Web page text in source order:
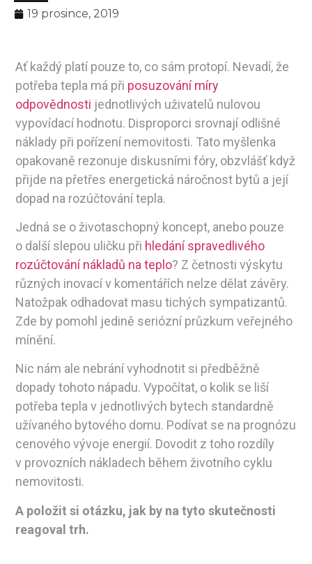
rozúčtování tepla
19 prosince, 2019
Ať každý platí pouze to, co sám protopí. Nevadí, že
potřeba tepla má při posuzování míry
odpovědnosti jednotlivých uživatelů nulovou
vypovídací hodnotu. Disproporci srovnají odlišné
náklady při pořízení nemovitosti. Tato myšlenka
opakovaně rezonuje diskusními fóry, obzvlášť když
přijde na přetřes energetická náročnost bytů a její
dopad na rozúčtování tepla.
Jedná se o životaschopný koncept, anebo pouze
o další slepou uličku při hledání spravedlivého
rozúčtování nákladů na teplo? Z četnosti výskytu
různých inovací v komentářích nelze dělat závěry.
Natožpak odhadovat masu tichých sympatizantů.
Zde by pomohl jedině seriózní průzkum veřejného
mínění.
Nic nám ale nebrání vyhodnotit si předběžně
dopady tohoto nápadu. Vypočítat, o kolik se liší
potřeba tepla v jednotlivých bytech standardně
užívaného bytového domu. Podívat se na prognózu
cenového vývoje energií. Dovodit z toho rozdíly
v provozních nákladech během životního cyklu
nemovitosti.
A položit si otázku, jak by na tyto skutečnosti
reagoval trh.